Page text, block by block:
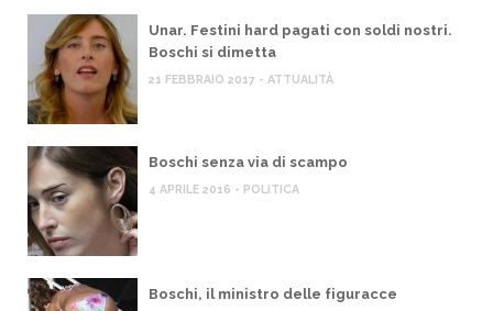
Unar. Festini hard pagati con soldi nostri.
Boschi si dimetta
21 FEBBRAIO 2017 - ATTUALITÀ
Boschi senza via di scampo
4 APRILE 2016 - POLITICA
Boschi, il ministro delle figuracce